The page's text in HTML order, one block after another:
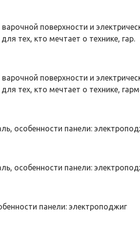
поверхности и
тех, кто мечтает о технике, гар.
поверхности и
тех, кто мечтает о технике,
особенности панели:
особенности панели:
панели: электроподжиг